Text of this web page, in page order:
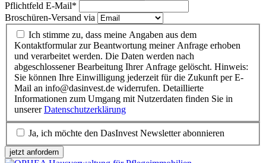
Pflichtfeld E-Mail*
Broschüren-Versand via
Ich stimme zu, dass meine Angaben aus dem
Kontaktformular zur Beantwortung meiner Anfrage erhoben
und verarbeitet werden. Die Daten werden nach
abgeschlossener Bearbeitung Ihrer Anfrage gelöscht. Hinweis:
Sie können Ihre Einwilligung jederzeit für die Zukunft per E-
Mail an info@dasinvest.de widerrufen. Detaillierte
Informationen zum Umgang mit Nutzerdaten finden Sie in
unsererDatenschutzerklärung
Ja, ich möchte den DasInvest Newsletter abonnieren
jetzt anfordern